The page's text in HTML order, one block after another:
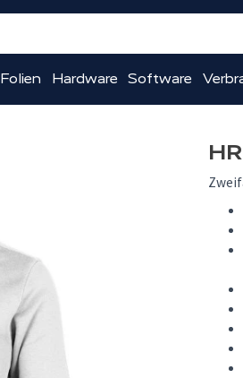
Folien Hardware Software